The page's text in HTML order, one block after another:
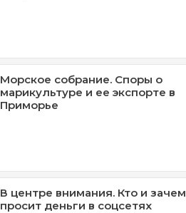
Морское собрание. Споры о
марикультуре и ее экспорте в
Приморье
В центре внимания. Кто и зачем
просит деньги в соцсетях